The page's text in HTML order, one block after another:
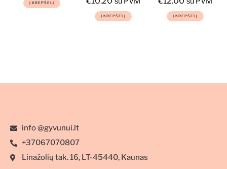
Į KREPŠELĮ
Į KREPŠELĮ Į KREPŠELĮ
info @gyvunui.lt
+37067070807
Linažolių tak. 16, LT-45440, Kaunas